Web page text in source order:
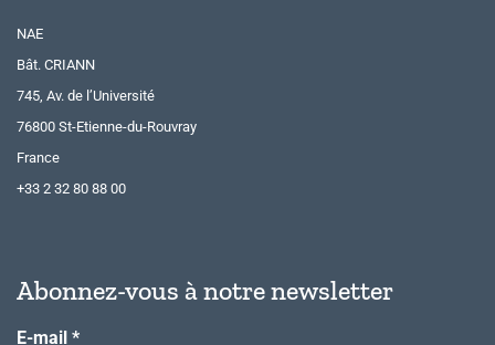
NAE
Bât. CRIANN
745, Av. de l’Université
76800 St-Etienne-du-Rouvray
France
+33 2 32 80 88 00
Abonnez-vous à notre newsletter
E-mail *